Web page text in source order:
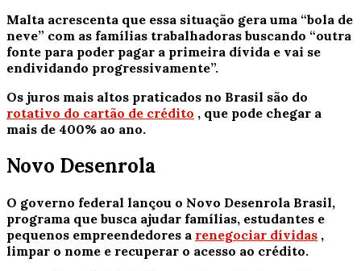
Malta acrescenta que essa situação gera uma “bola de
neve” com as famílias trabalhadoras buscando “outra
fonte para poder pagar a primeira dívida e vai se
endividando progressivamente”.
Os juros mais altos praticados no Brasil são do
rotativo do cartão de crédito , que pode chegar a
mais de 400% ao ano.
Novo Desenrola
O governo federal lançou o Novo Desenrola Brasil,
programa que busca ajudar famílias, estudantes e
pequenos empreendedores a renegociar dívidas ,
limpar o nome e recuperar o acesso ao crédito.